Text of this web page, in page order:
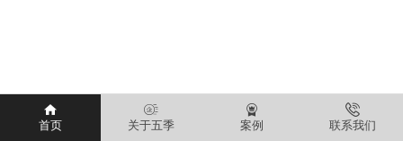
首页 关于五季 案例 联系我们